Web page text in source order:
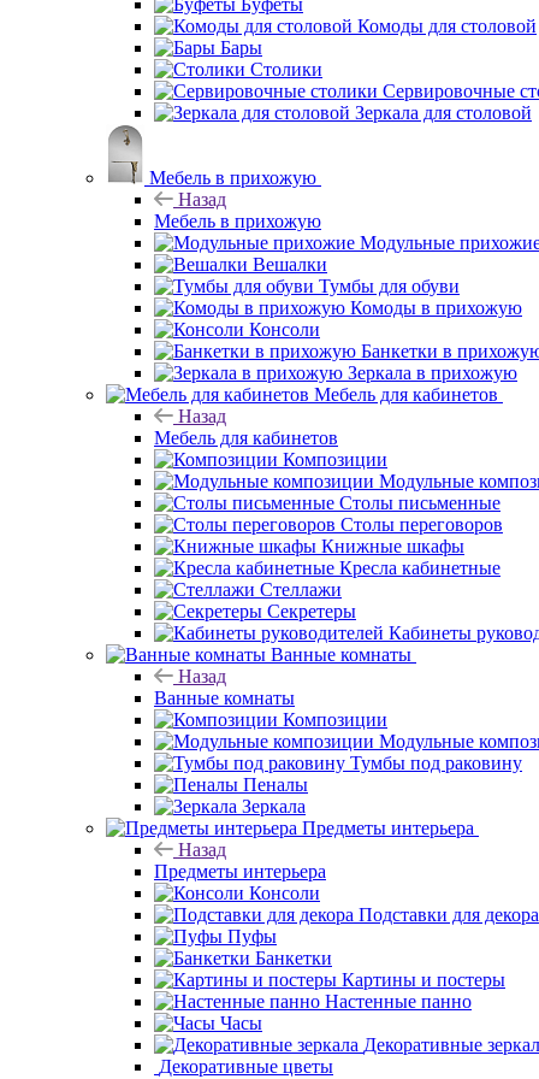
Буфеты
Комоды для столовой
Бары
Столики
Сервировочные
Зеркала для столовой
Мебель в прихожую
Назад
Мебель в прихожую
Модульные
Вешалки
Тумбы для обуви
Комоды в прихожую
Консоли
Банкетки в
Зеркала в прихожую
Мебель для кабинетов
Назад
Мебель для кабинетов
Композиции
Модульные
Столы письменные
Столы переговоров
Книжные шкафы
Кресла кабинетные
Стеллажи
Секретеры
Кабинеты
Ванные комнаты
Назад
Ванные комнаты
Композиции
Модульные
Тумбы под раковину
Пеналы
Зеркала
Предметы интерьера
Назад
Предметы интерьера
Консоли
Подставки для декора
Пуфы
Банкетки
Картины и постеры
Настенные панно
Часы
Декоративные